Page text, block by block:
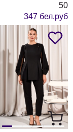
50
347 бел.руб